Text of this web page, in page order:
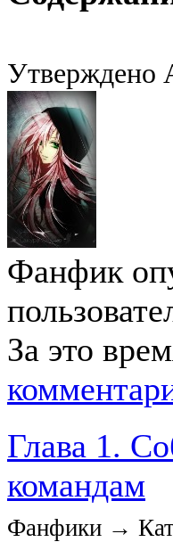
Утверждено
Фанфик
За это
Глава 1.
командам
Фанфики →